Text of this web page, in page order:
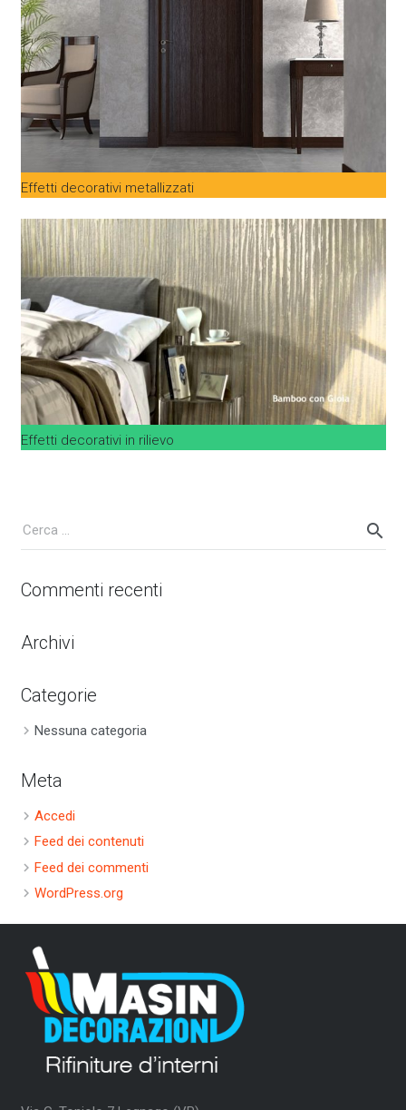
Effetti decorativi metallizzati
Effetti decorativi in rilievo
Commenti recenti
Archivi
Categorie
Nessuna categoria
Meta
Accedi
Feed dei contenuti
Feed dei commenti
WordPress.org